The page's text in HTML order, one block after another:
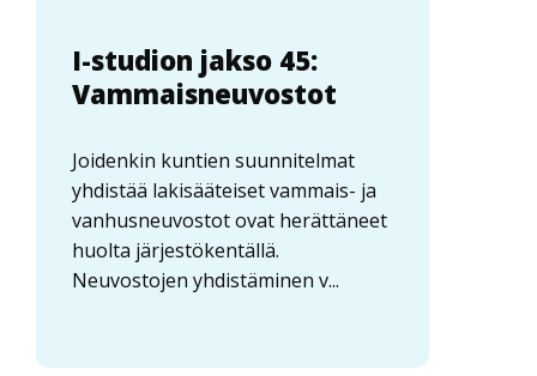
I-studion jakso 45:
Vammaisneuvostot
Joidenkin kuntien suunnitelmat
yhdistää lakisääteiset vammais- ja
vanhusneuvostot ovat herättäneet
huolta järjestökentällä.
Neuvostojen yhdistäminen v...